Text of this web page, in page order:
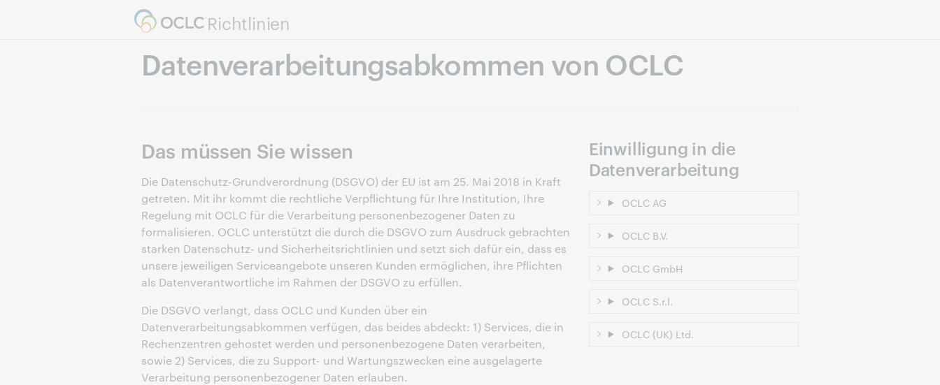
Richtlinien
Datenverarbeitungsabkommen von OCLC
Das müssen Sie wissen
Die Datenschutz-Grundverordnung (DSGVO) der EU ist am 25. Mai 2018 in Kraft
getreten. Mit ihr kommt die rechtliche Verpflichtung für Ihre Institution, Ihre
Regelung mit OCLC für die Verarbeitung personenbezogener Daten zu
formalisieren. OCLC unterstützt die durch die DSGVO zum Ausdruck gebrachten
starken Datenschutz- und Sicherheitsrichtlinien und setzt sich dafür ein, dass es
unsere jeweiligen Serviceangebote unseren Kunden ermöglichen, ihre Pflichten
als Datenverantwortliche im Rahmen der DSGVO zu erfüllen.
Die DSGVO verlangt, dass OCLC und Kunden über ein
Datenverarbeitungsabkommen verfügen, das beides abdeckt: 1) Services, die in
Rechenzentren gehostet werden und personenbezogene Daten verarbeiten,
sowie 2) Services, die zu Support- und Wartungszwecken eine ausgelagerte
Verarbeitung personenbezogener Daten erlauben.
Einwilligung in die
Datenverarbeitung
OCLC AG
OCLC B.V.
OCLC GmbH
OCLC S.r.l.
OCLC (UK) Ltd.